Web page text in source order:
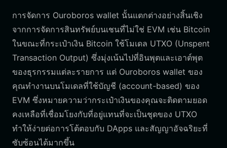
การจัดการ Ouroboros wallet นั้นแตกต่างอย่างสิ้นเชิง
จากการจัดการสินทรัพย์บนเชนที่ไม่ใช่ EVM เช่น Bitcoin
ในขณะที่กระเป๋าเงิน Bitcoin ใช้โมเดล UTXO (Unspent
Transaction Output) ซึ่งมุ่งเน้นไปที่อินพุตและเอาต์พุต
ของธุรกรรมแต่ละรายการ แต่ Ouroboros wallet ของ
คุณทำงานบนโมเดลที่ใช้บัญชี (account-based) ของ
EVM ซึ่งหมายความว่ากระเป๋าเงินของคุณจะติดตามยอด
คงเหลือที่เชื่อมโยงกับที่อยู่แทนที่จะเป็นชุดของ UTXO
ทำให้ง่ายต่อการโต้ตอบกับ DApps และสัญญาอัจฉริยะที่
ซับซ้อนได้มากขึ้น